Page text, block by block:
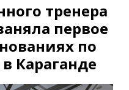
тренера
первое
по
Караганде